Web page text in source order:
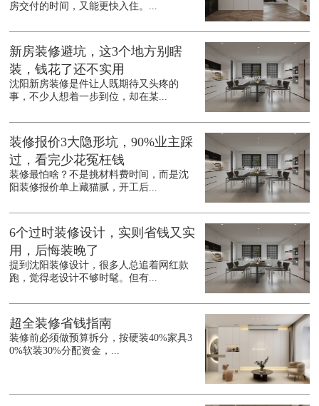
房交付的时间，又能更快入住。...
新房装修避坑，这3个地方别瞎
装，钱花了还不实用
沈阳新房装修是件让人既期待又头疼的
事，不少人想着一步到位，却在某...
装修报价3大隐形坑，90%业主踩
过，看完少花冤枉钱
装修最怕啥？不是挑材料费时间，而是沈
阳装修报价单上藏猫腻，开工后...
6个过时装修设计，实则省钱又实
用，后悔装晚了
提到沈阳装修设计，很多人总追着网红款
跑，觉得老设计不够时髦。但有...
超全装修省钱指南
装修前必须做预算拆分，按硬装40%家具3
0%软装30%分配资金，...